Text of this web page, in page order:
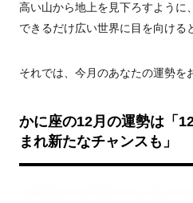
高い山から地上を見下ろすように
できるだけ広い世界に目を向ける
それでは、今月のあなたの運勢を
かに座の12月の運勢は 「
まれ新たなチャンスも」